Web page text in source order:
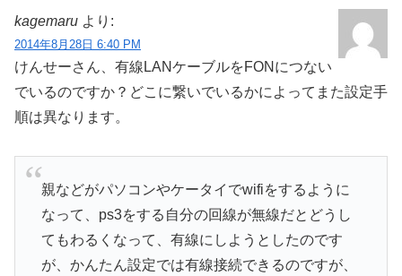
kagemaru より:
2014年8月28日 6:40 PM
けんせーさん、有線LANケーブルをFONにつない
でいるのですか？どこに繋いでいるかによってまた設定手
順は異なります。
親などがパソコンやケータイでwifiをするように
なって、ps3をする自分の回線が無線だとどうし
てもわるくなって、有線にしようとしたのです
が、かんたん設定では有線接続できるのですが、